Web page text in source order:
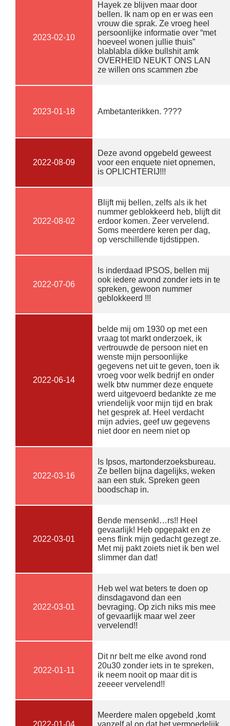
2023-02-10
Hayek ze blijven maar door
bellen. Ik nam op en er was een
vrouw die sprak. Ze vroeg heel
persoonlijke informatie over “met
hoeveel wonen jullie thuis”
blablabla dikke bullshit amk
OVERHEID NEUKT ONS LAN
ze willen ons scammen zbe
2023-01-18 Ambetanterikken. ????
2022-08-09
Deze avond opgebeld geweest
voor een enquete niet opnemen,
is OPLICHTERIJ!!!
2022-08-02
Blijft mij bellen, zelfs als ik het
nummer geblokkeerd heb, blijft dit
erdoor komen. Zeer vervelend.
Soms meerdere keren per dag,
op verschillende tijdstippen.
2022-07-06
Is inderdaad IPSOS, bellen mij
ook iedere avond zonder iets in te
spreken, gewoon nummer
geblokkeerd !!!
2022-06-14
belde mij om 1930 op met een
vraag tot markt onderzoek, ik
vertrouwde de persoon niet en
wenste mijn persoonlijke
gegevens net uit te geven, toen ik
vroeg voor welk bedrijf en onder
welk btw nummer deze enquete
werd uitgevoerd bedankte ze me
vriendelijk voor mijn tijd en brak
het gesprek af. Heel verdacht
mijn advies, geef uw gegevens
niet door en neem niet op
2022-03-16
Is Ipsos, martonderzoeksbureau.
Ze bellen bijna dagelijks, weken
aan een stuk. Spreken geen
boodschap in.
2022-03-01
Bende mensenkl…rs!! Heel
gevaarlijk! Heb opgepakt en ze
eens flink mijn gedacht gezegt ze.
Met mij pakt zoiets niet ik ben wel
slimmer dan dat!
2022-03-01
Heb wel wat beters te doen op
dinsdagavond dan een
bevraging. Op zich niks mis mee
of gevaarlijk maar wel zeer
vervelend!!
2022-01-11
Dit nr belt me elke avond rond
20u30 zonder iets in te spreken,
ik neem nooit op maar dit is
zeeeer vervelend!!
2022-01-04
Meerdere malen opgebeld ,komt
vanzelf al op dat het vermoedelijk